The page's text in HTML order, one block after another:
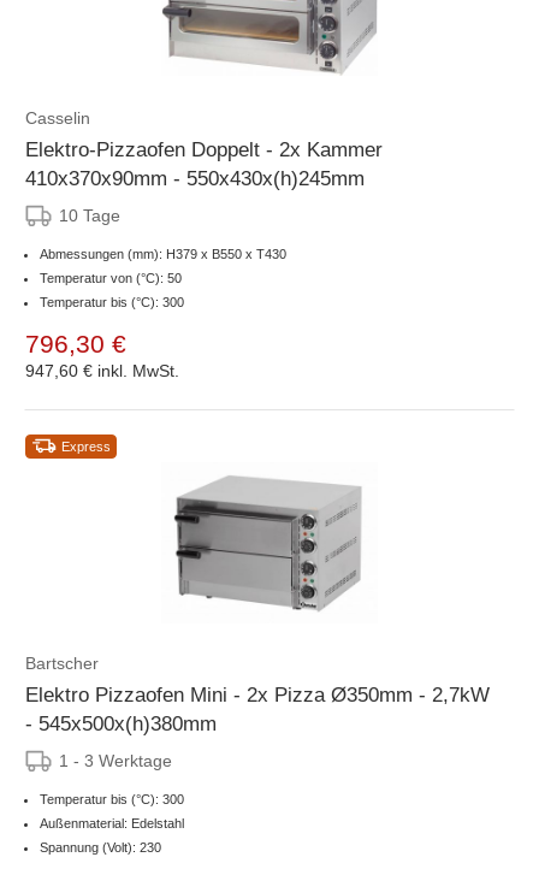
Casselin
Elektro-Pizzaofen Doppelt - 2x Kammer
410x370x90mm - 550x430x(h)245mm
10 Tage
Abmessungen (mm): H379 x B550 x T430
Temperatur von (°C): 50
Temperatur bis (°C): 300
796,30 €
947,60 € inkl. MwSt.
Express
Bartscher
Elektro Pizzaofen Mini - 2x Pizza Ø350mm - 2,7kW
- 545x500x(h)380mm
1 - 3 Werktage
Temperatur bis (°C): 300
Außenmaterial: Edelstahl
Spannung (Volt): 230